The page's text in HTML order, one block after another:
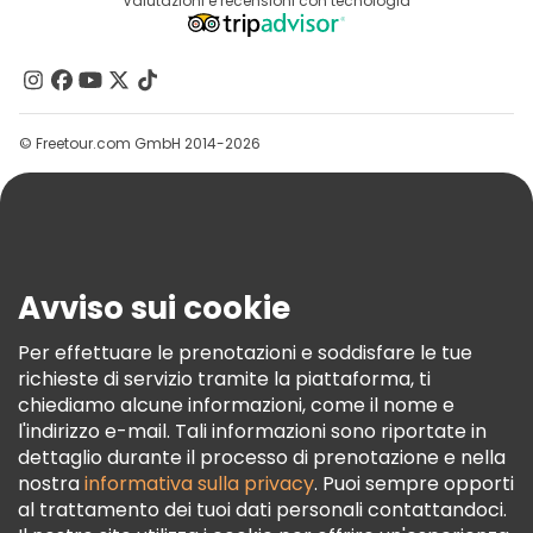
Tour gratuiti nelle vicinanze Sarajevo City Hall
Tour gratuiti nelle vicinanze Gazi Husrev-beg Mosque
Programma Di Affiliazione
Contattaci
Gruppi
Aiuto
Termini E Condizioni
Informativa Sui Cookie
Freetour Premi
Programma Di Fidelizzazione
© Freetour.com GmbH 2014-2026
Avviso sui cookie
Per effettuare le prenotazioni e soddisfare le tue
richieste di servizio tramite la piattaforma, ti
chiediamo alcune informazioni, come il nome e
l'indirizzo e-mail. Tali informazioni sono riportate in
dettaglio durante il processo di prenotazione e nella
nostrainformativa sulla privacy. Puoi sempre opporti
al trattamento dei tuoi dati personali contattandoci.